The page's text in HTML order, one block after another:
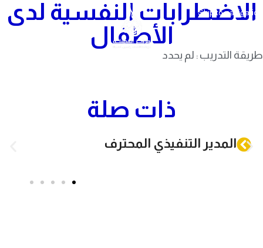
Skip to navigation
Skip to main content
الاضطرابات النفسية لدى
الأطفال
طريقة التدريب : لم يحدد
ذات صلة
المدير التنفيذي المحترف